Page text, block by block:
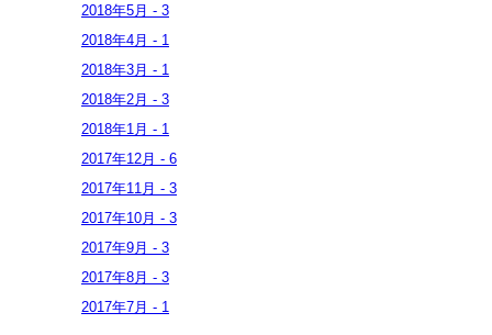
2018年5月 - 3
2018年4月 - 1
2018年3月 - 1
2018年2月 - 3
2018年1月 - 1
2017年12月 - 6
2017年11月 - 3
2017年10月 - 3
2017年9月 - 3
2017年8月 - 3
2017年7月 - 1